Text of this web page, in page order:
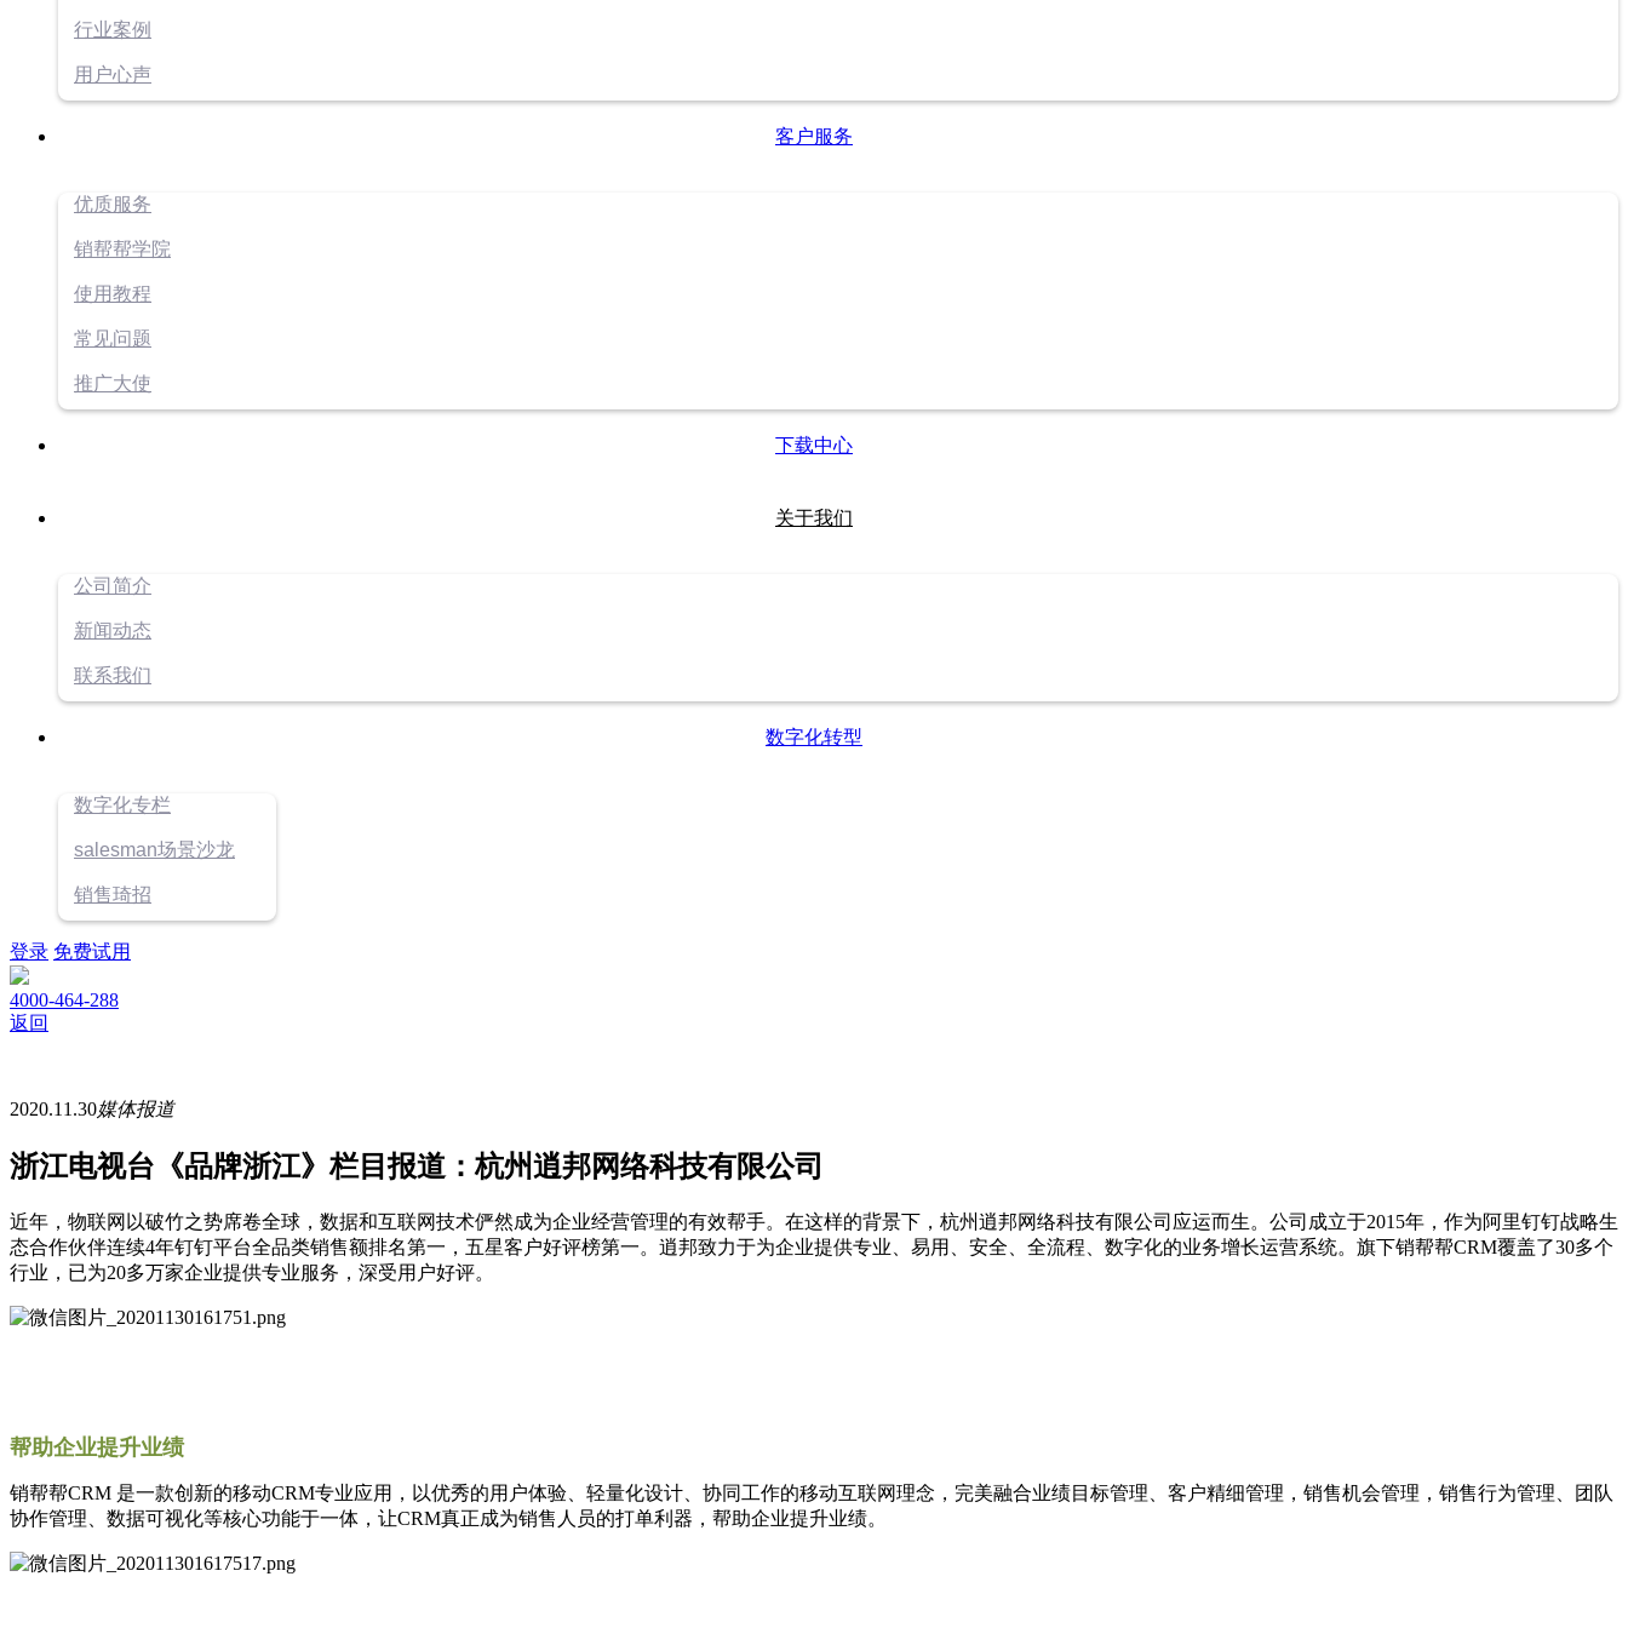
行业案例
用户心声
客户服务
优质服务
销帮帮学院
使用教程
常见问题
推广大使
下载中心
关于我们
公司简介
新闻动态
联系我们
数字化转型
数字化专栏
salesman场景沙龙
销售琦招
登录 免费试用
4000-464-288
返回
2020.11.30媒体报道
浙江电视台《品牌浙江》栏目报道：杭州逍邦网络科技有限公司
近年，物联网以破竹之势席卷全球，数据和互联网技术俨然成为企业经营管理的有效帮手。在这样的背景下，杭州逍邦网络科技有限公司应运而生。公司成立于2015年，作为阿里钉钉战略生
态合作伙伴连续4年钉钉平台全品类销售额排名第一，五星客户好评榜第一。逍邦致力于为企业提供专业、易用、安全、全流程、数字化的业务增长运营系统。旗下销帮帮CRM覆盖了30多个
行业，已为20多万家企业提供专业服务，深受用户好评。
帮助企业提升业绩
销帮帮CRM 是一款创新的移动CRM专业应用，以优秀的用户体验、轻量化设计、协同工作的移动互联网理念，完美融合业绩目标管理、客户精细管理，销售机会管理，销售行为管理、团队
协作管理、数据可视化等核心功能于一体，让CRM真正成为销售人员的打单利器，帮助企业提升业绩。